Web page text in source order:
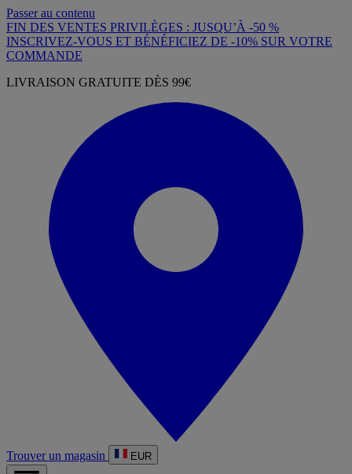
Passer au contenu
FIN DES VENTES PRIVILÈGES : JUSQU’À -50 %
INSCRIVEZ-VOUS ET BÉNÉFICIEZ DE -10% SUR VOTRE
COMMANDE
LIVRAISON GRATUITE DÈS 99€
Trouver un magasin EUR